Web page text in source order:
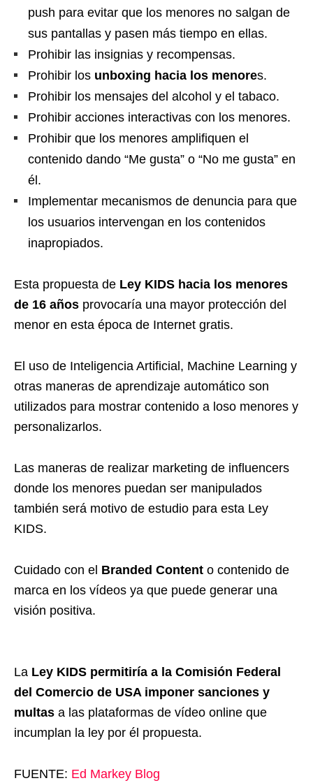
push para evitar que los menores no salgan de
sus pantallas y pasen más tiempo en ellas.
Prohibir las insignias y recompensas.
Prohibir los unboxing hacia los menores.
Prohibir los mensajes del alcohol y el tabaco.
Prohibir acciones interactivas con los menores.
Prohibir que los menores amplifiquen el
contenido dando “Me gusta” o “No me gusta” en
él.
Implementar mecanismos de denuncia para que
los usuarios intervengan en los contenidos
inapropiados.
Esta propuesta de Ley KIDS hacia los menores
de 16 años provocaría una mayor protección del
menor en esta época de Internet gratis.
El uso de Inteligencia Artificial, Machine Learning y
otras maneras de aprendizaje automático son
utilizados para mostrar contenido a loso menores y
personalizarlos.
Las maneras de realizar marketing de influencers
donde los menores puedan ser manipulados
también será motivo de estudio para esta Ley
KIDS.
Cuidado con el Branded Content o contenido de
marca en los vídeos ya que puede generar una
visión positiva.
La Ley KIDS permitiría a la Comisión Federal
del Comercio de USA imponer sanciones y
multas a las plataformas de vídeo online que
incumplan la ley por él propuesta.
FUENTE: Ed Markey Blog